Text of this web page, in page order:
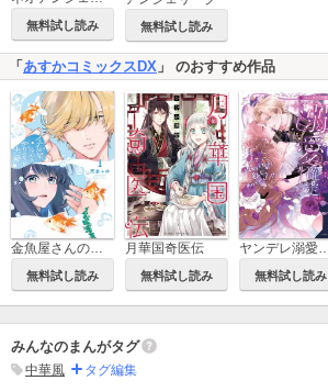
無料試し読み 無料試し読み
「 あすかコミックスDX 」 のおすすめ作品
無料試し読み
月華国奇医伝
無料試し読み 無料試し読み
みんなのまんがタグ
中華風 タグ編集